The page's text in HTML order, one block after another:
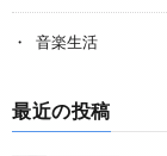
音楽生活
最近の投稿